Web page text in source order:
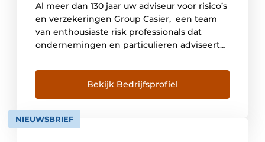
Al meer dan 130 jaar uw adviseur voor risico’s
en verzekeringen Group Casier, een team
van enthousiaste risk professionals dat
ondernemingen en particulieren adviseert
verzekeringen, en dit al meer dan 130 jaar.
We stellen alles in het werk om u
gemoedsrust te bezorgen. Samen met onze
klant brengen […]
Bekijk Bedrijfsprofiel
NIEUWSBRIEF